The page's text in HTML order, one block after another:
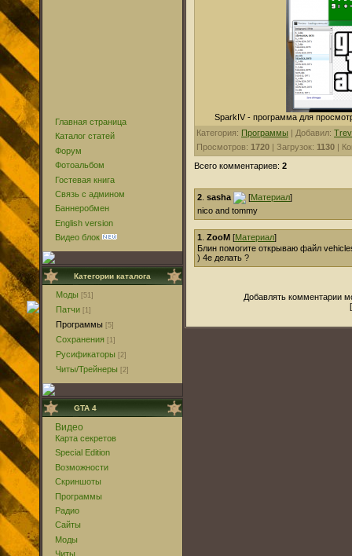
Главная страница
Каталог статей
Форум
Фотоальбом
Гостевая книга
Связь с админом
Баннеробмен
English version
Видео блок
Категории каталога
Моды [51]
Патчи [1]
Программы [5]
Сохранения [1]
Русификаторы [2]
Читы/Трейнеры [2]
GTA 4
Видео
Карта секретов
Special Edition
Возможности
Скриншоты
Программы
Радио
Сайты
Моды
Читы
SparkIV - программа для
Категория: Программы | Добавил:
Просмотров: 1720 | Загрузок: 1130 |
Всего комментариев: 2
2 sasha [Материал]
nico and tommy
1 ZooM [Материал]
Блин помогите открываю файл
) 4е делать ?
Добавлять комментарии